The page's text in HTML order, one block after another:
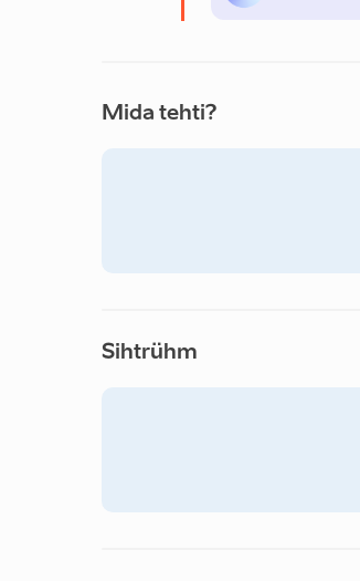
Mida tehti?
Sihtrühm